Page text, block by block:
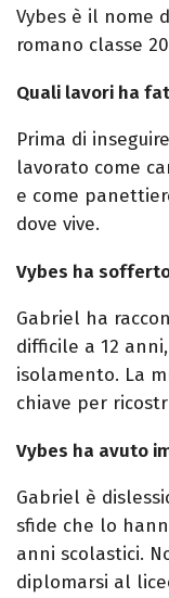
Vybes è il nome
romano classe
Quali lavori ha
Prima di
lavorato come
e come
dove vive.
Vybes ha
Gabriel ha
difficile a 12
isolamento. La
chiave per
Vybes ha avuto
Gabriel è
sfide che lo
anni scolastici.
diplomarsi al